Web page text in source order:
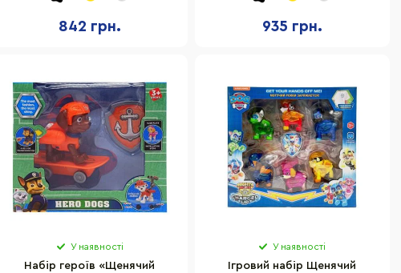
842 грн. 935 грн.
У наявності
Набір героїв «Щенячий
У наявності
Ігровий набір Щенячий